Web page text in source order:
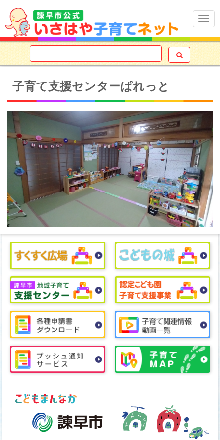

子育て支援センターぱれっと